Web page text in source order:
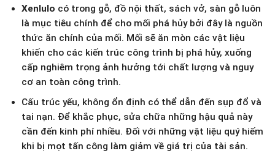
Xenlulo có trong gỗ, đồ nội thất, sách vở, sàn gỗ luôn
là mục tiêu chính để cho mối phá hủy bởi đây là nguồn
thức ăn chính của mối. Mối sẽ ăn mòn các vật liệu
khiến cho các kiến trúc công trình bị phá hủy, xuống
cấp nghiêm trọng ảnh hưởng tới chất lượng và nguy
cơ an toàn công trình.
Cấu trúc yếu, không ổn định có thể dẫn đến sụp đổ và
tai nạn. Để khắc phục, sửa chữa những hậu quả này
cần đến kinh phí nhiều. Đối với những vật liệu quý hiếm
khi bị mọt tấn công làm giảm về giá trị của tài sản.